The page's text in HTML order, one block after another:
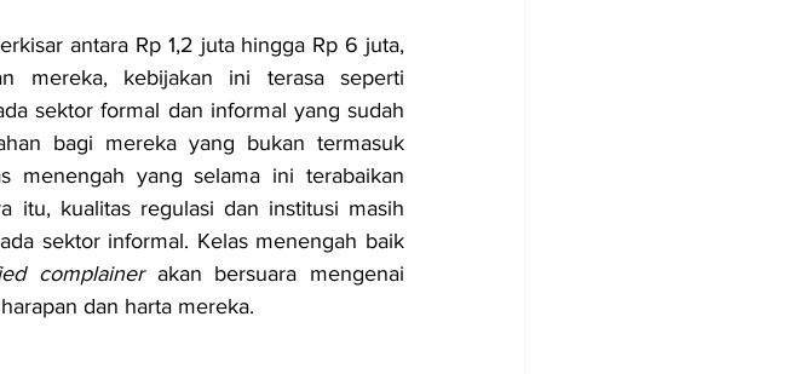
antara Rp 1,2 juta hingga Rp 6 juta,
mereka, kebijakan ini terasa seperti
sektor formal dan informal yang sudah
bagi mereka yang bukan termasuk
menengah yang selama ini terabaikan
itu, kualitas regulasi dan institusi masih
sektor informal. Kelas menengah baik
complainer akan bersuara mengenai
dan harta mereka.